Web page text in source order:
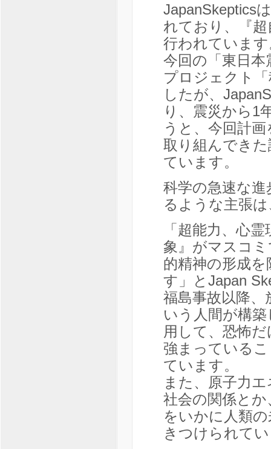
JapanSkeptics
れており、『
行われていま
今回の「東日
プロジェクト
したが、
り、震災から1
うと、今回計
取り組んでき
ています。
科学の急速な
るような主張
「超能力、心
象』がマスコ
的精神の形成
す」とJapan
福島事故以降
いう人間が構
用して、恐怖
強まっている
ています。
また、原子力
社会の関係と
をいかに人類
きつけられて